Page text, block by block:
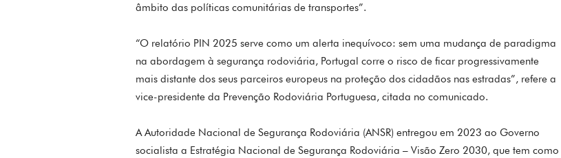
âmbito das políticas comunitárias de transportes”.
“O relatório PIN 2025 serve como um alerta inequívoco: sem uma mudança de paradigma
na abordagem à segurança rodoviária, Portugal corre o risco de ficar progressivamente
mais distante dos seus parceiros europeus na proteção dos cidadãos nas estradas”, refere a
vice-presidente da Prevenção Rodoviária Portuguesa, citada no comunicado.
A Autoridade Nacional de Segurança Rodoviária (ANSR) entregou em 2023 ao Governo
socialista a Estratégia Nacional de Segurança Rodoviária – Visão Zero 2030, que tem como